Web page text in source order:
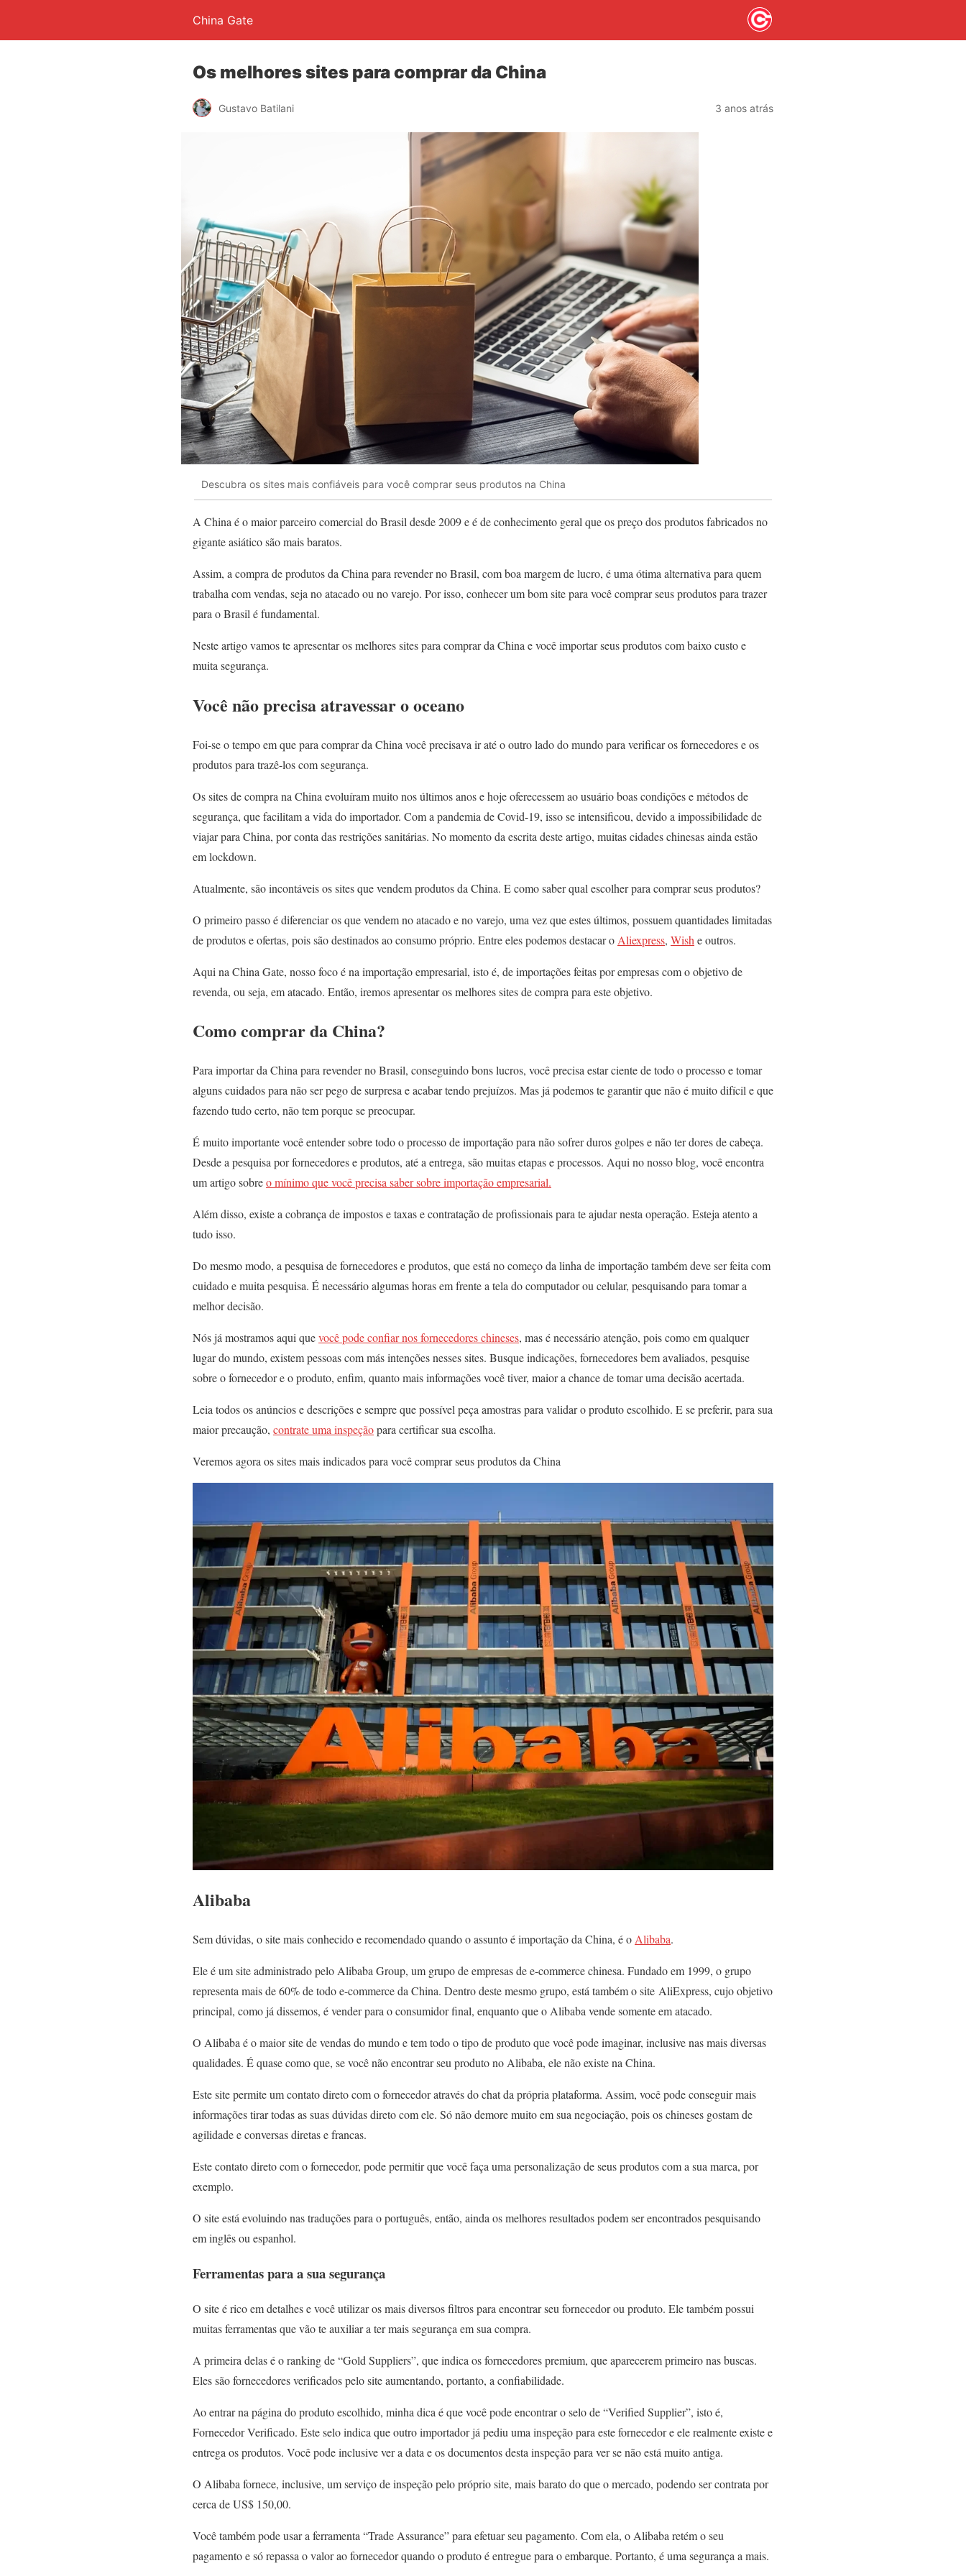
China Gate
Os melhores sites para comprar da China
Gustavo Batilani 3 anos atrás
Descubra os sites mais confiáveis para você comprar seus produtos na China
A China é o maior parceiro comercial do Brasil desde 2009 e é de conhecimento geral que os preço dos produtos fabricados no
gigante asiático são mais baratos.
Assim, a compra de produtos da China para revender no Brasil, com boa margem de lucro, é uma ótima alternativa para quem
trabalha com vendas, seja no atacado ou no varejo. Por isso, conhecer um bom site para você comprar seus produtos para trazer
para o Brasil é fundamental.
Neste artigo vamos te apresentar os melhores sites para comprar da China e você importar seus produtos com baixo custo e
muita segurança.
Você não precisa atravessar o oceano
Foi-se o tempo em que para comprar da China você precisava ir até o outro lado do mundo para verificar os fornecedores e os
produtos para trazê-los com segurança.
Os sites de compra na China evoluíram muito nos últimos anos e hoje oferecessem ao usuário boas condições e métodos de
segurança, que facilitam a vida do importador. Com a pandemia de Covid-19, isso se intensificou, devido a impossibilidade de
viajar para China, por conta das restrições sanitárias. No momento da escrita deste artigo, muitas cidades chinesas ainda estão
em lockdown.
Atualmente, são incontáveis os sites que vendem produtos da China. E como saber qual escolher para comprar seus produtos?
O primeiro passo é diferenciar os que vendem no atacado e no varejo, uma vez que estes últimos, possuem quantidades limitadas
de produtos e ofertas, pois são destinados ao consumo próprio. Entre eles podemos destacar o Aliexpress, Wish e outros.
Aqui na China Gate, nosso foco é na importação empresarial, isto é, de importações feitas por empresas com o objetivo de
revenda, ou seja, em atacado. Então, iremos apresentar os melhores sites de compra para este objetivo.
Como comprar da China?
Para importar da China para revender no Brasil, conseguindo bons lucros, você precisa estar ciente de todo o processo e tomar
alguns cuidados para não ser pego de surpresa e acabar tendo prejuízos. Mas já podemos te garantir que não é muito difícil e que
fazendo tudo certo, não tem porque se preocupar.
É muito importante você entender sobre todo o processo de importação para não sofrer duros golpes e não ter dores de cabeça.
Desde a pesquisa por fornecedores e produtos, até a entrega, são muitas etapas e processos. Aqui no nosso blog, você encontra
um artigo sobreo mínimo que você precisa saber sobre importação empresarial.
Além disso, existe a cobrança de impostos e taxas e contratação de profissionais para te ajudar nesta operação. Esteja atento a
tudo isso.
Do mesmo modo, a pesquisa de fornecedores e produtos, que está no começo da linha de importação também deve ser feita com
cuidado e muita pesquisa. É necessário algumas horas em frente a tela do computador ou celular, pesquisando para tomar a
melhor decisão.
Nós já mostramos aqui quevocê pode confiar nos fornecedores chineses, mas é necessário atenção, pois como em qualquer
lugar do mundo, existem pessoas com más intenções nesses sites. Busque indicações, fornecedores bem avaliados, pesquise
sobre o fornecedor e o produto, enfim, quanto mais informações você tiver, maior a chance de tomar uma decisão acertada.
Leia todos os anúncios e descrições e sempre que possível peça amostras para validar o produto escolhido. E se preferir, para sua
maior precaução, contrate uma inspeçãopara certificar sua escolha.
Veremos agora os sites mais indicados para você comprar seus produtos da China
Alibaba
Sem dúvidas, o site mais conhecido e recomendado quando o assunto é importação da China, é o Alibaba.
Ele é um site administrado pelo Alibaba Group, um grupo de empresas de e-commerce chinesa. Fundado em 1999, o grupo
representa mais de 60% de todo e-commerce da China. Dentro deste mesmo grupo, está também o site AliExpress, cujo objetivo
principal, como já dissemos, é vender para o consumidor final, enquanto que o Alibaba vende somente em atacado.
O Alibaba é o maior site de vendas do mundo e tem todo o tipo de produto que você pode imaginar, inclusive nas mais diversas
qualidades. É quase como que, se você não encontrar seu produto no Alibaba, ele não existe na China.
Este site permite um contato direto com o fornecedor através do chat da própria plataforma. Assim, você pode conseguir mais
informações tirar todas as suas dúvidas direto com ele. Só não demore muito em sua negociação, pois os chineses gostam de
agilidade e conversas diretas e francas.
Este contato direto com o fornecedor, pode permitir que você faça uma personalização de seus produtos com a sua marca, por
exemplo.
O site está evoluindo nas traduções para o português, então, ainda os melhores resultados podem ser encontrados pesquisando
em inglês ou espanhol.
Ferramentas para a sua segurança
O site é rico em detalhes e você utilizar os mais diversos filtros para encontrar seu fornecedor ou produto. Ele também possui
muitas ferramentas que vão te auxiliar a ter mais segurança em sua compra.
A primeira delas é o ranking de “Gold Suppliers”, que indica os fornecedores premium, que aparecerem primeiro nas buscas.
Eles são fornecedores verificados pelo site aumentando, portanto, a confiabilidade.
Ao entrar na página do produto escolhido, minha dica é que você pode encontrar o selo de “Verified Supplier”, isto é,
Fornecedor Verificado. Este selo indica que outro importador já pediu uma inspeção para este fornecedor e ele realmente existe e
entrega os produtos. Você pode inclusive ver a data e os documentos desta inspeção para ver se não está muito antiga.
O Alibaba fornece, inclusive, um serviço de inspeção pelo próprio site, mais barato do que o mercado, podendo ser contrata por
cerca de US$ 150,00.
Você também pode usar a ferramenta “Trade Assurance” para efetuar seu pagamento. Com ela, o Alibaba retém o seu
pagamento e só repassa o valor ao fornecedor quando o produto é entregue para o embarque. Portanto, é uma segurança a mais.